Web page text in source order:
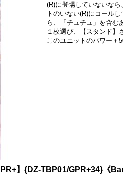
(R)に登場していないな
トのいない(R)にコール
ら、「チュチュ」を含む
１枚選び、【スタンド】
このユニットのパワー＋
】{DZ-TBP01/GPR+34}《